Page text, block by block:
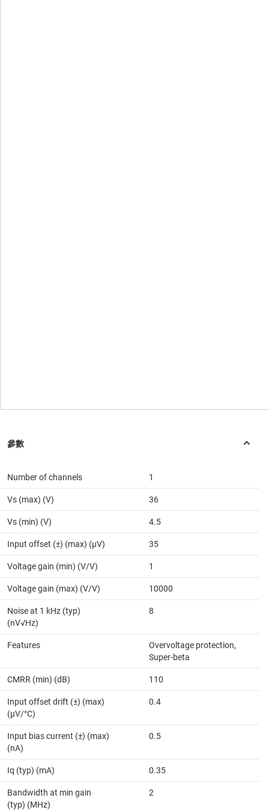
Number of channels 1
Vs (max) (V) 36
Vs (min) (V) 4.5
Input offset (±) (max) (µV) 35
Voltage gain (min) (V/V) 1
Voltage gain (max) (V/V) 10000
Noise at 1 kHz (typ)
(nV√Hz)
8
Features
Overvoltage protection,
Super-beta
CMRR (min) (dB) 110
Input offset drift (±) (max)
(µV/°C)
0.4
Input bias current (±) (max)
(nA)
0.5
Iq (typ) (mA) 0.35
Bandwidth at min gain
(typ) (MHz)
2